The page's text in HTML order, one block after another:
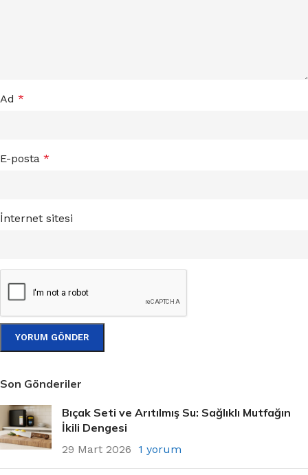
Son Gönderiler
Bıçak Seti ve Arıtılmış Su: Sağlıklı Mutfağın
İkili Dengesi
29 Mart 2026 1 yorum
Ad *
E-posta *
İnternet sitesi